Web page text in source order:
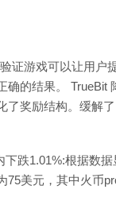
证游戏可以让用户
确的结果。 TrueBit
了奖励结构。缓解
下跌1.01%:根据数
75美元，其中火币